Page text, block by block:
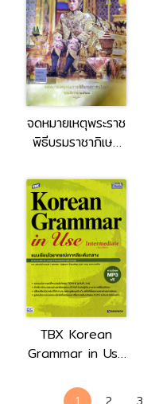
จดหมายเหตุพระราช
พิธีบรมราชาภิเษก
เล่ม 1
TBX Korean
Grammar in Use
[thai edition] =